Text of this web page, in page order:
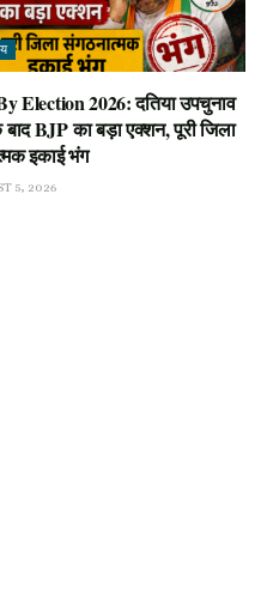
Election 2026: दतिया उपचुनाव
बाद BJP का बड़ा एक्शन, पूरी जिला
इकाई भंग
5, 2026